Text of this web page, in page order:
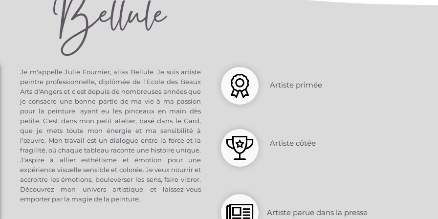
résistance exceptionnelle à la lumière, aux UV
profond, précis et durable, assurant que vos
reconnue pour son engagement en faveur
et respect de la planète.
d’une marge blanche tournante de 2 à 4
d’encadrer l’œuvre sans empiéter sur
en valeur la composition et facilite le
du tirage.
est un choix écologique qui respecte les
aux attentes des amateurs soucieux de
: des bords entièrement imprimés
impressions sur toile n’incluent pas de marge
de monter la toile vous-même, les bords
avec des encres pigmentaires, sans
grain visible, tout en reproduisant une large
rendu est bien supérieur aux tirages
et précises qui subliment chaque détail.
toile sélectionnée est résistante à l’eau, à
un châssis en bois durable de 2 cm
permettent de retendre facilement la toile
au fil du temps.
en rouleau sur un châssis? Je peux
N’hésitez pas à m’en faire la demande, je serai
Bellule
Je m'appelle Julie Fournier, alias Bellule. Je suis artiste
peintre professionnelle, diplômée de l'Ecole des Beaux
Arts d'Angers et c'est depuis de nombreuses années que
je consacre une bonne partie de ma vie à ma passion
pour la peinture, ayant eu les pinceaux en main dès
petite. C'est dans mon petit atelier, basé dans le Gard,
que je mets toute mon énergie et ma sensibilité à
l'œuvre. Mon travail est un dialogue entre la force et la
fragilité, où chaque tableau raconte une histoire unique.
J'aspire à allier esthétisme et émotion pour une
expérience visuelle sensible et colorée. Je veux nourrir et
accroitre les émotions, bouleverser les sens, faire vibrer.
Découvrez mon univers artistique et laissez-vous
emporter par la magie de la peinture.
Artiste primée
Artiste côtée
Artiste parue dans la presse